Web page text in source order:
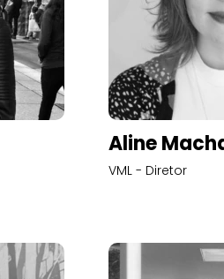
Aline
VML - Diretor